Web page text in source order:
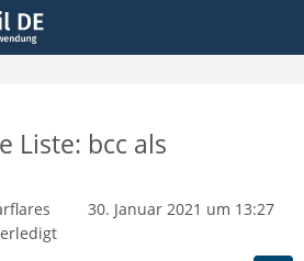
Liste: bcc als
30. Januar 2021 um 13:27